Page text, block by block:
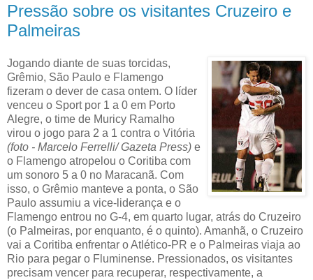
Pressão sobre os visitantes Cruzeiro e
Palmeiras
Jogando diante de suas torcidas,
Grêmio, São Paulo e Flamengo
fizeram o dever de casa ontem. O líder
venceu o Sport por 1 a 0 em Porto
Alegre, o time de Muricy Ramalho
virou o jogo para 2 a 1 contra o Vitória
(foto - Marcelo Ferrelli/ Gazeta Press) e
o Flamengo atropelou o Coritiba com
um sonoro 5 a 0 no Maracanã. Com
isso, o Grêmio manteve a ponta, o São
Paulo assumiu a vice-liderança e o
Flamengo entrou no G-4, em quarto lugar, atrás do Cruzeiro
(o Palmeiras, por enquanto, é o quinto). Amanhã, o Cruzeiro
vai a Coritiba enfrentar o Atlético-PR e o Palmeiras viaja ao
Rio para pegar o Fluminense. Pressionados, os visitantes
precisam vencer para recuperar, respectivamente, a